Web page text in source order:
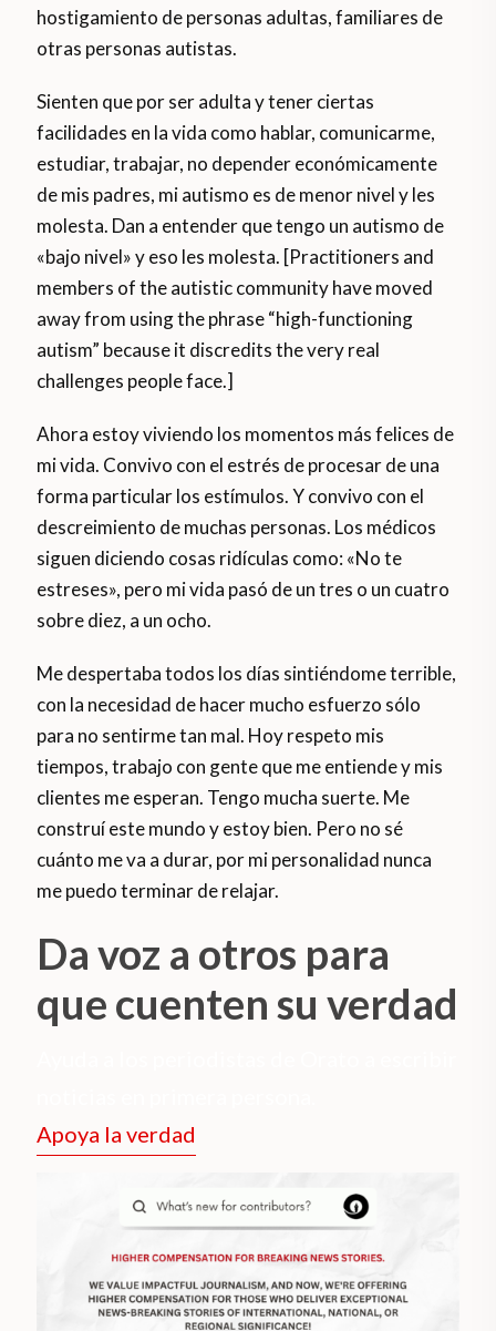
hostigamiento de personas adultas, familiares de
otras personas autistas.
Sienten que por ser adulta y tener ciertas
facilidades en la vida como hablar, comunicarme,
estudiar, trabajar, no depender económicamente
de mis padres, mi autismo es de menor nivel y les
molesta. Dan a entender que tengo un autismo de
«bajo nivel» y eso les molesta. [Practitioners and
members of the autistic community have moved
away from using the phrase “high-functioning
autism” because it discredits the very real
challenges people face.]
Ahora estoy viviendo los momentos más felices de
mi vida. Convivo con el estrés de procesar de una
forma particular los estímulos. Y convivo con el
descreimiento de muchas personas. Los médicos
siguen diciendo cosas ridículas como: «No te
estreses», pero mi vida pasó de un tres o un cuatro
sobre diez, a un ocho.
Me despertaba todos los días sintiéndome terrible,
con la necesidad de hacer mucho esfuerzo sólo
para no sentirme tan mal. Hoy respeto mis
tiempos, trabajo con gente que me entiende y mis
clientes me esperan. Tengo mucha suerte. Me
construí este mundo y estoy bien. Pero no sé
cuánto me va a durar, por mi personalidad nunca
me puedo terminar de relajar.
Da voz a otros para
que cuenten su verdad
Apoya la verdad